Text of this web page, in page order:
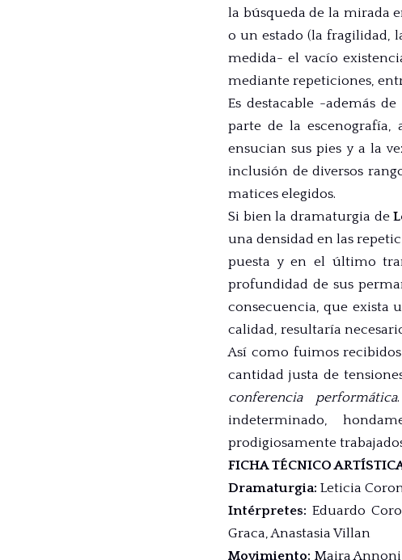
la búsqueda de la mirada
o un estado (la fragilidad,
medida- el vacío
mediante repeticiones,
Es destacable -además
parte de la
ensucian sus pies y a la
inclusión de diversos
matices elegidos.
Si bien la dramaturgia de
una densidad en las
puesta y en el último
profundidad de sus
consecuencia, que exista
calidad, resultaría
Así como fuimos
cantidad justa de
conferencia performática
indeterminado,
prodigiosamente
FICHA TÉCNICO
Dramaturgia: Leticia
Intérpretes:Eduardo
Graca,Anastasia Villan
Movimiento: Maira Annoni